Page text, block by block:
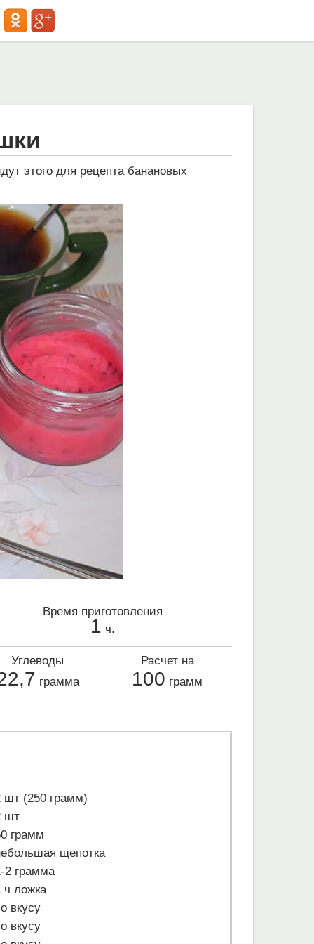
этого для рецепта банановых
Время приготовления
1 ч.
Углеводы
грамма
Расчет на
100 грамм
шт (250 грамм)
шт
грамм
щепотка
2 грамма
ч ложка
вкусу
вкусу